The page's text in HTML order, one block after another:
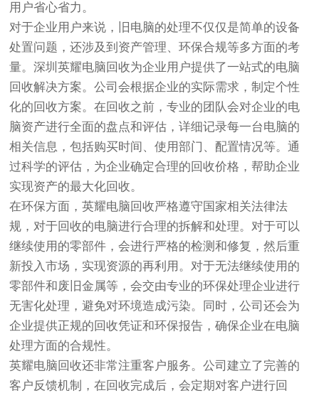
用户省心省力。
对于企业用户来说，旧电脑的处理不仅仅是简单的设备
处置问题，还涉及到资产管理、环保合规等多方面的考
量。深圳英耀电脑回收为企业用户提供了一站式的电脑
回收解决方案。公司会根据企业的实际需求，制定个性
化的回收方案。在回收之前，专业的团队会对企业的电
脑资产进行全面的盘点和评估，详细记录每一台电脑的
相关信息，包括购买时间、使用部门、配置情况等。通
过科学的评估，为企业确定合理的回收价格，帮助企业
实现资产的最大化回收。
在环保方面，英耀电脑回收严格遵守国家相关法律法
规，对于回收的电脑进行合理的拆解和处理。对于可以
继续使用的零部件，会进行严格的检测和修复，然后重
新投入市场，实现资源的再利用。对于无法继续使用的
零部件和废旧金属等，会交由专业的环保处理企业进行
无害化处理，避免对环境造成污染。同时，公司还会为
企业提供正规的回收凭证和环保报告，确保企业在电脑
处理方面的合规性。
英耀电脑回收还非常注重客户服务。公司建立了完善的
客户反馈机制，在回收完成后，会定期对客户进行回